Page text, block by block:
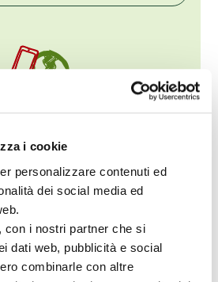
i cookie
personalizzare contenuti ed
dei social media ed
con i nostri partner che si
dati web, pubblicità e social
combinarle con altre
100 paesi extraeuropei
che hai in Italia a soli
29,90 euro.
fisso per 30 giorni.
fino al31/08/2026